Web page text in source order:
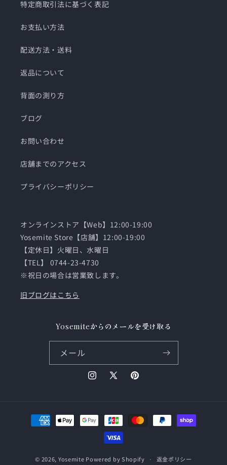
特定商取引法に基づく表記
お支払い方法
配送方法・送料
返品について
背面の測り方
ブログ
お問い合わせ
店舗までのアクセス
プライバシーポリシー
オンラインストア【Web】12:00-19:00
Yosemite Store【店舗】12:00-19:00
【定休日】火曜日、水曜日
【TEL】 0744-23-4730
※祝日の場合は営業致します。
旧ブログはこちら
Yosemiteからのメールを受け取る
メール
Instagram
X
Pinterest
© 2026, Yosemite Powered by Shopify 返金ポリシー